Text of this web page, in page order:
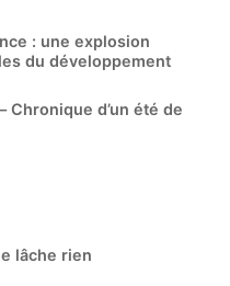
: une explosion
du développement
Chronique d’un été de
lâche rien